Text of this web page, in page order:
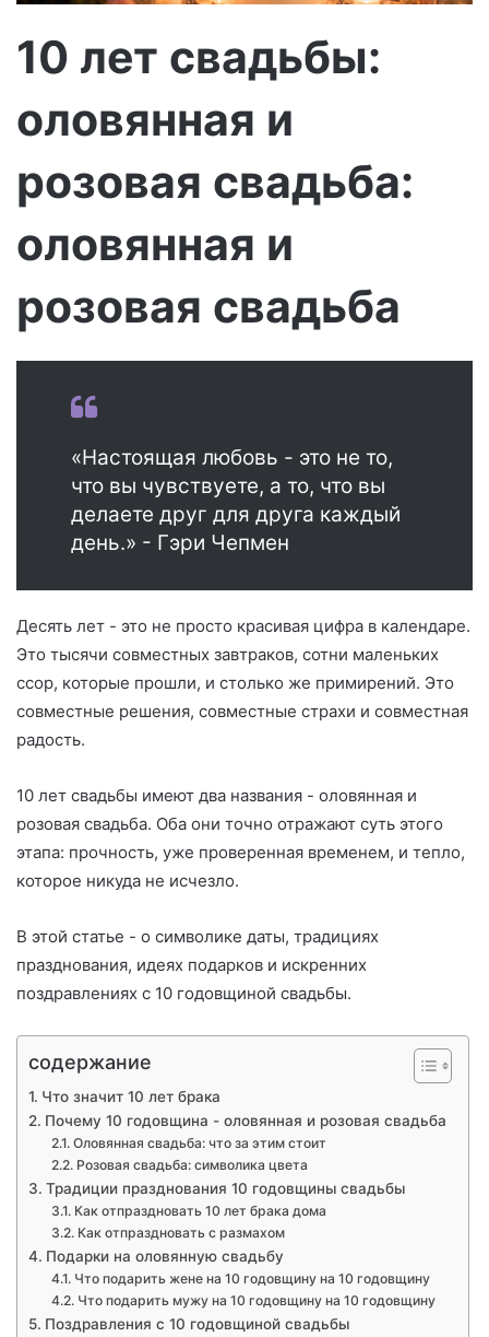
10 лет свадьбы:
оловянная и
розовая свадьба:
оловянная и
розовая свадьба
«Настоящая любовь - это не то,
что вы чувствуете, а то, что вы
делаете друг для друга каждый
день.» - Гэри Чепмен
Десять лет - это не просто красивая цифра в календаре.
Это тысячи совместных завтраков, сотни маленьких
ссор, которые прошли, и столько же примирений. Это
совместные решения, совместные страхи и совместная
радость.
10 лет свадьбы имеют два названия - оловянная и
розовая свадьба. Оба они точно отражают суть этого
этапа: прочность, уже проверенная временем, и тепло,
которое никуда не исчезло.
В этой статье - о символике даты, традициях
празднования, идеях подарков и искренних
поздравлениях с 10 годовщиной свадьбы.
содержание
Что значит 10 лет брака
Почему 10 годовщина - оловянная и розовая свадьба
Оловянная свадьба: что за этим стоит
Розовая свадьба: символика цвета
Традиции празднования 10 годовщины свадьбы
Как отпраздновать 10 лет брака дома
Как отпраздновать с размахом
Подарки на оловянную свадьбу
Что подарить жене на 10 годовщину на 10 годовщину
Что подарить мужу на 10 годовщину на 10 годовщину
Поздравления с 10 годовщиной свадьбы